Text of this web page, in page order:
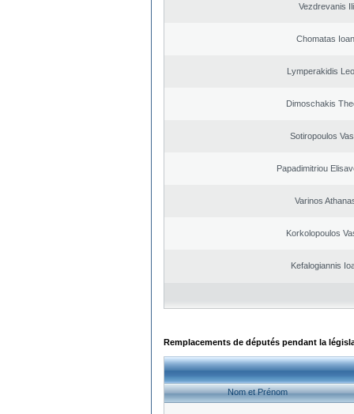
Vezdrevanis
Chomatas
Lymperakidis
Dimoschakis
Sotiropoulos
Papadimitriou
Varinos
Korkolopoulos
Kefalogiannis
Remplacements de députés pendant la
Nom et Prénom